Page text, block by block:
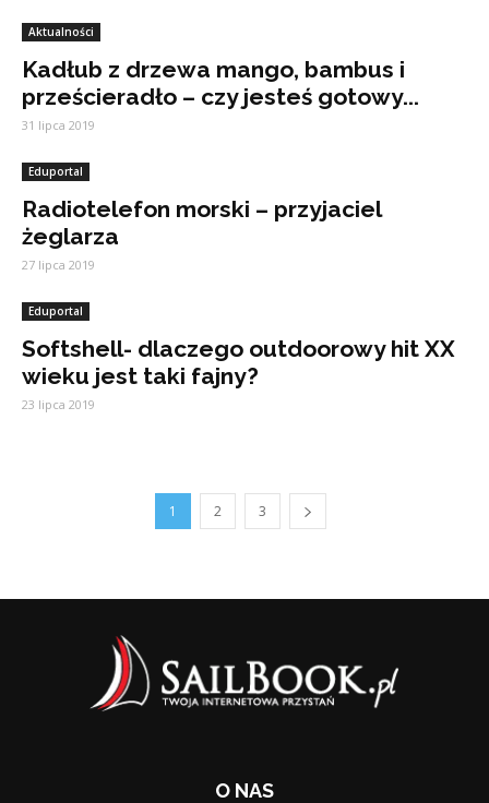
Aktualności
Kadłub z drzewa mango, bambus i
prześcieradło – czy jesteś gotowy...
31 lipca 2019
Eduportal
Radiotelefon morski – przyjaciel
żeglarza
27 lipca 2019
Eduportal
Softshell- dlaczego outdoorowy hit XX
wieku jest taki fajny?
23 lipca 2019
1 2 3
O NAS